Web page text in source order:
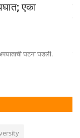
एका
घटना घडली.